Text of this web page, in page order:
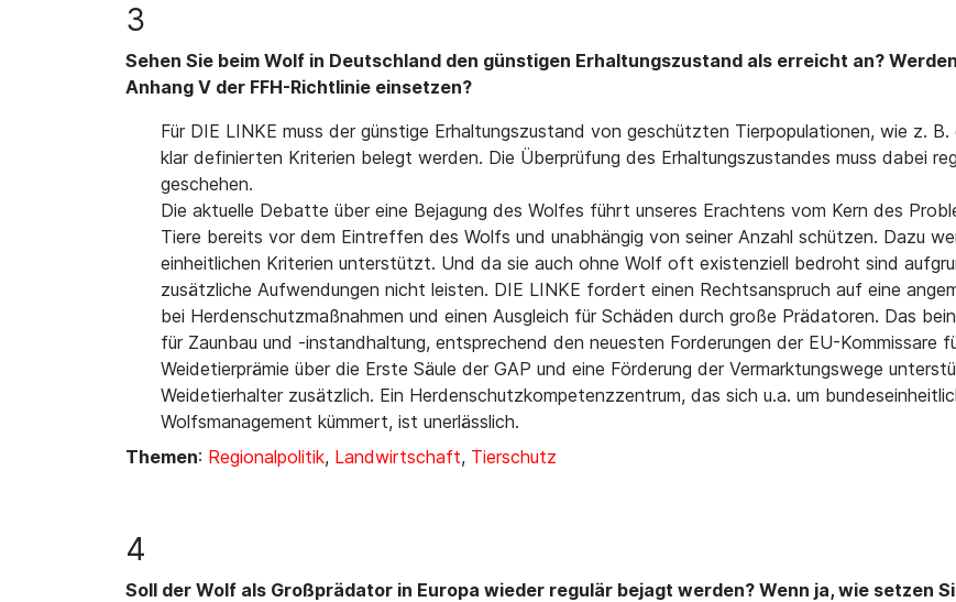
3
Sehen Sie beim Wolf in Deutschland den günstigen Erhaltungszustand als erreicht an?
Anhang V der FFH-Richtlinie einsetzen?
Für DIE LINKE muss der günstige Erhaltungszustand von geschützten Tierpopulationen, wie z.
klar definierten Kriterien belegt werden. Die Überprüfung des Erhaltungszustandes muss dabei
geschehen.
Die aktuelle Debatte über eine Bejagung des Wolfes führt unseres Erachtens vom Kern des
Tiere bereits vor dem Eintreffen des Wolfs und unabhängig von seiner Anzahl schützen. Dazu
einheitlichen Kriterien unterstützt. Und da sie auch ohne Wolf oft existenziell bedroht sind
zusätzliche Aufwendungen nicht leisten. DIE LINKE fordert einen Rechtsanspruch auf eine
bei Herdenschutzmaßnahmen und einen Ausgleich für Schäden durch große Prädatoren. Das
für Zaunbau und -instandhaltung, entsprechend den neuesten Forderungen der EU-Kommissare
Weidetierprämie über die Erste Säule der GAP und eine Förderung der Vermarktungswege
Weidetierhalter zusätzlich. Ein Herdenschutzkompetenzzentrum, das sich u.a. um
Wolfsmanagement kümmert, ist unerlässlich.
Themen: Regionalpolitik, Landwirtschaft, Tierschutz
4
Soll der Wolf als Großprädator in Europa wieder regulär bejagt werden? Wenn ja, wie setzen